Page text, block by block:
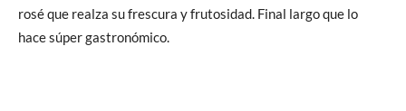
rosé que realza su frescura y frutosidad. Final largo que lo
hace súper gastronómico.